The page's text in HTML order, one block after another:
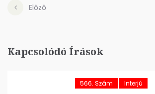
Előző
Kapcsolódó Írások
566. Szám Interjú